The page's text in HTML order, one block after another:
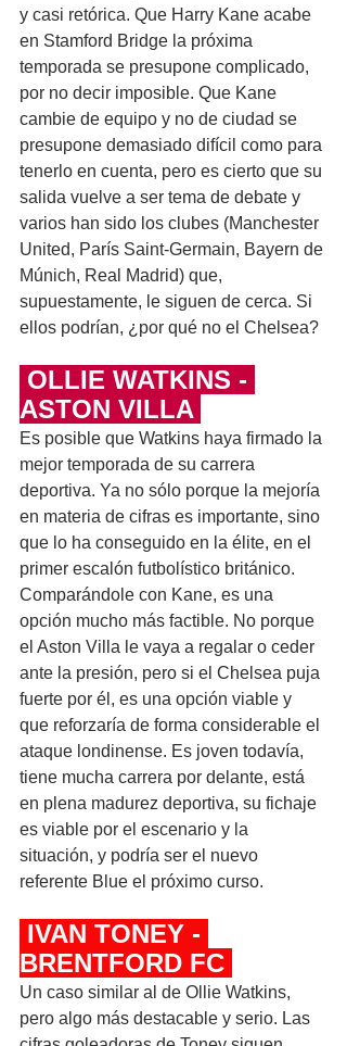
y casi retórica. Que Harry Kane acabe
en Stamford Bridge la próxima
temporada se presupone complicado,
por no decir imposible. Que Kane
cambie de equipo y no de ciudad se
presupone demasiado difícil como para
tenerlo en cuenta, pero es cierto que su
salida vuelve a ser tema de debate y
varios han sido los clubes (Manchester
United, París Saint-Germain, Bayern de
Múnich, Real Madrid) que,
supuestamente, le siguen de cerca. Si
ellos podrían, ¿por qué no el Chelsea?
ASTON VILLA
Es posible que Watkins haya firmado la
mejor temporada de su carrera
deportiva. Ya no sólo porque la mejoría
en materia de cifras es importante, sino
que lo ha conseguido en la élite, en el
primer escalón futbolístico británico.
Comparándole con Kane, es una
opción mucho más factible. No porque
el Aston Villa le vaya a regalar o ceder
ante la presión, pero si el Chelsea puja
fuerte por él, es una opción viable y
que reforzaría de forma considerable el
ataque londinense. Es joven todavía,
tiene mucha carrera por delante, está
en plena madurez deportiva, su fichaje
es viable por el escenario y la
situación, y podría ser el nuevo
referente Blue el próximo curso.
BRENTFORD FC
Un caso similar al de Ollie Watkins,
pero algo más destacable y serio. Las